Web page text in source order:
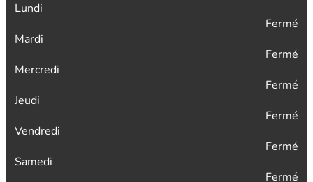
Lundi
Fermé
Mardi
Fermé
Mercredi
Fermé
Jeudi
Fermé
Vendredi
Fermé
Samedi
Fermé